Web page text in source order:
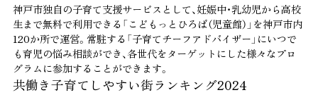
神戸市独自の子育て支援サービスとして、妊娠中・乳幼児から高校
生まで無料で利用できる「こどもっとひろば（児童館）」を神戸市内
120か所で運営。常駐する「子育てチーフアドバイザー」にいつで
も育児の悩み相談ができ、各世代をターゲットにした様々なプロ
グラムに参加することができます。
共働き子育てしやすい街ランキング2024